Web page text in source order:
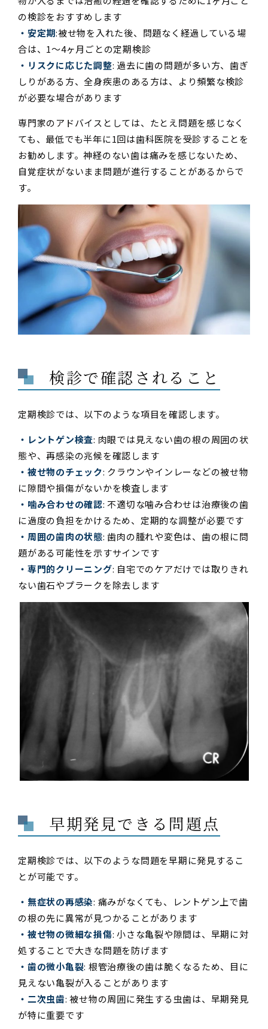
の検診をおすすめします
・安定期:被せ物を入れた後、問題なく経過している場
合は、1〜4ヶ月ごとの定期検診
・リスクに応じた調整: 過去に歯の問題が多い方、歯ぎ
しりがある方、全身疾患のある方は、より頻繁な検診
が必要な場合があります
専門家のアドバイスとしては、たとえ問題を感じなく
ても、最低でも半年に1回は歯科医院を受診することを
お勧めします。神経のない歯は痛みを感じないため、
自覚症状がないまま問題が進行することがあるからで
す。
検診で確認されること
定期検診では、以下のような項目を確認します。
・レントゲン検査: 肉眼では見えない歯の根の周囲の状
態や、再感染の兆候を確認します
・被せ物のチェック: クラウンやインレーなどの被せ物
に隙間や損傷がないかを検査します
・噛み合わせの確認: 不適切な噛み合わせは治療後の歯
に過度の負担をかけるため、定期的な調整が必要です
・周囲の歯肉の状態: 歯肉の腫れや変色は、歯の根に問
題がある可能性を示すサインです
・専門的クリーニング: 自宅でのケアだけでは取りきれ
ない歯石やプラークを除去します
早期発見できる問題点
定期検診では、以下のような問題を早期に発見するこ
とが可能です。
・無症状の再感染: 痛みがなくても、レントゲン上で歯
の根の先に異常が見つかることがあります
・被せ物の微細な損傷: 小さな亀裂や隙間は、早期に対
処することで大きな問題を防げます
・歯の微小亀裂: 根管治療後の歯は脆くなるため、目に
見えない亀裂が入ることがあります
・二次虫歯: 被せ物の周囲に発生する虫歯は、早期発見
が特に重要です